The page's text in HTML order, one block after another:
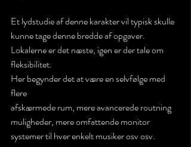
Et lydstudie af denne karakter vil typisk skulle
kunne tage denne bredde af opgaver.
Lokalerne er det næste, igen er der tale om
fleksibilitet.
Her begynder det at være en selvfølge med
flere
afskærmede rum, mere avancerede routning
muligheder, mere omfattende monitor
systemer til hver enkelt musiker osv osv.